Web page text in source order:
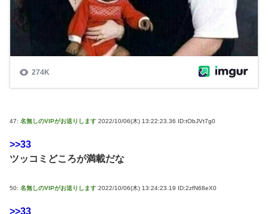
47: 名無しのVIPがお送りします 2022/10/06(木) 13:22:23.36 ID:tObJVt7g0
>>33
ツッコミどころが満載だな
50: 名無しのVIPがお送りします 2022/10/06(木) 13:24:23.19 ID:2zfN68eX0
>>33